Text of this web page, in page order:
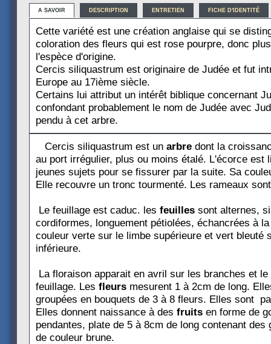
A SAVOIR DESCRIPTION ENTRETIEN FICHE D'IDENTITÉ
Cette variété est une création anglaise qui se
coloration des fleurs qui est rose pourpre, donc
l'espèce d'origine.
Cercis siliquastrum est originaire de Judée et fut
Europe au 17ième siècle.
Certains lui attribut un intérêt biblique concernant
confondant probablement le nom de Judée avec
pendu à cet arbre.
Cercis siliquastrum est un arbre dont la
au port irrégulier, plus ou moins étalé. L'écorce est
jeunes sujets pour se fissurer par la suite. Sa
Elle recouvre un tronc tourmenté. Les rameaux
Le feuillage est caduc. les feuilles sont alternes,
cordiformes, longuement pétiolées, échancrées à
couleur verte sur le limbe supérieure et vert bleuté
inférieure.
La floraison apparait en avril sur les branches et
feuillage. Les fleurs mesurent 1 à 2cm de long.
groupées en bouquets de 3 à 8 fleurs. Elles sont
Elles donnent naissance à des fruits en forme de
pendantes, plate de 5 à 8cm de long contenant des
de couleur brune.